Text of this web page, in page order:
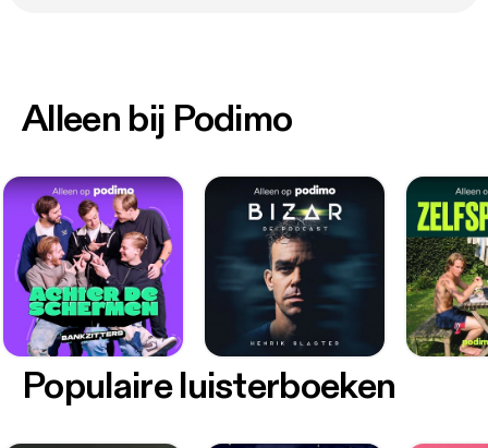
Alleen bij Podimo
Populaire luisterboeken